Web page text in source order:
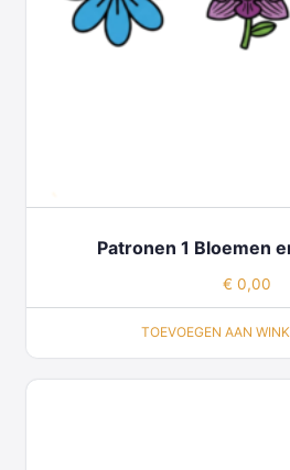
Patronen 1 Bloemen
€ 0,00
TOEVOEGEN AAN